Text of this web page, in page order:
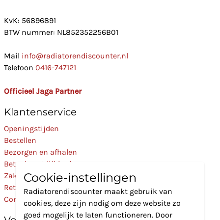
KvK: 56896891
BTW nummer: NL852352256B01
Mail info@radiatorendiscounter.nl
Telefoon 0416-747121
Officieel Jaga Partner
Klantenservice
Openingstijden
Bestellen
Bezorgen en afhalen
Betaalmogelijkheden
Zakelijk
Retourneren
Contact
Cookie-instellingen
Radiatorendiscounter maakt gebruik van
cookies, deze zijn nodig om deze website zo
goed mogelijk te laten functioneren. Door